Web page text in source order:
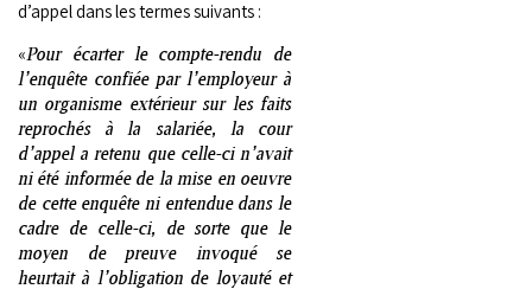
d’appel dans les termes suivants :
«Pour écarter le compte-rendu de
l’enquête confiée par l’employeur à
un organisme extérieur sur les faits
reprochés à la salariée, la cour
d’appel a retenu que celle-ci n’avait
ni été informée de la mise en oeuvre
de cette enquête ni entendue dans le
cadre de celle-ci, de sorte que le
moyen de preuve invoqué se
heurtait à l’obligation de loyauté et